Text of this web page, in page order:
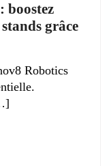
boostez
grâce
Robotics